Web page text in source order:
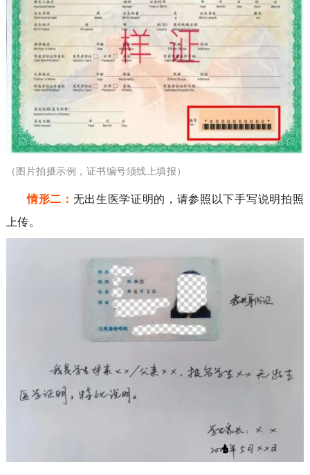
（图片拍摄示例，证书编号须线上填报）
情形二： 无出生医学证明的，请参照以下手写说明拍照
上传。